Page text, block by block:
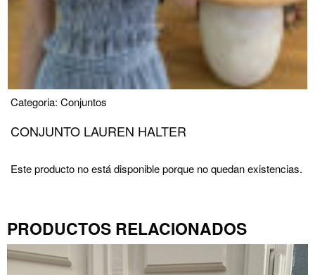
Categoria: Conjuntos
CONJUNTO LAUREN HALTER
Este producto no está disponible porque no quedan existencias.
PRODUCTOS RELACIONADOS